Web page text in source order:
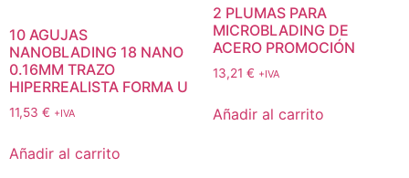
10 AGUJAS
NANOBLADING 18 NANO
0.16MM TRAZO
HIPERREALISTA FORMA U
11,53 € +IVA
Añadir al carrito
2 PLUMAS PARA
MICROBLADING DE
ACERO PROMOCIÓN
13,21 € +IVA
Añadir al carrito